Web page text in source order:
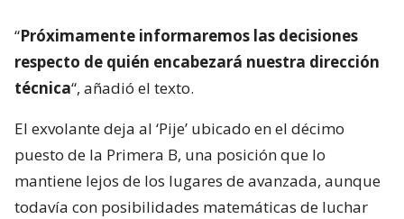
“Próximamente informaremos las decisiones
respecto de quién encabezará nuestra dirección
técnica“, añadió el texto.
El exvolante deja al ‘Pije’ ubicado en el décimo
puesto de la Primera B, una posición que lo
mantiene lejos de los lugares de avanzada, aunque
todavía con posibilidades matemáticas de luchar